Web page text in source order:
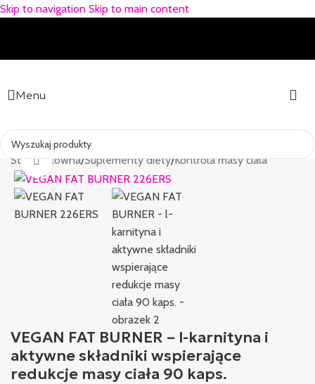
Skip to navigation Skip to main content
Menu
Strona główna/Suplementy diety/Kontrola masy ciała
Kliknij, aby powiększyć
VEGAN FAT BURNER – l-karnityna i
aktywne składniki wspierające
redukcje masy ciała 90 kaps.